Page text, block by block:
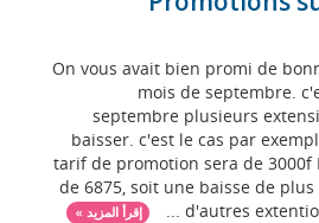
On vous avait bien promi de
mois de septembre.
septembre plusieurs
baisser. c'est le cas par
tarif de promotion sera de 3000f
de 6875, soit une baisse de
d'autres
إقرأ المزيد »